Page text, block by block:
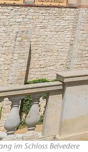
im Schloss Belvedere